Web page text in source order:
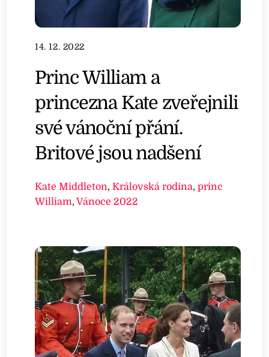
14. 12. 2022
Princ William a
princezna Kate zveřejnili
své vánoční přání.
Britové jsou nadšení
Kate Middleton,Královská rodina,princ
William,Vánoce 2022